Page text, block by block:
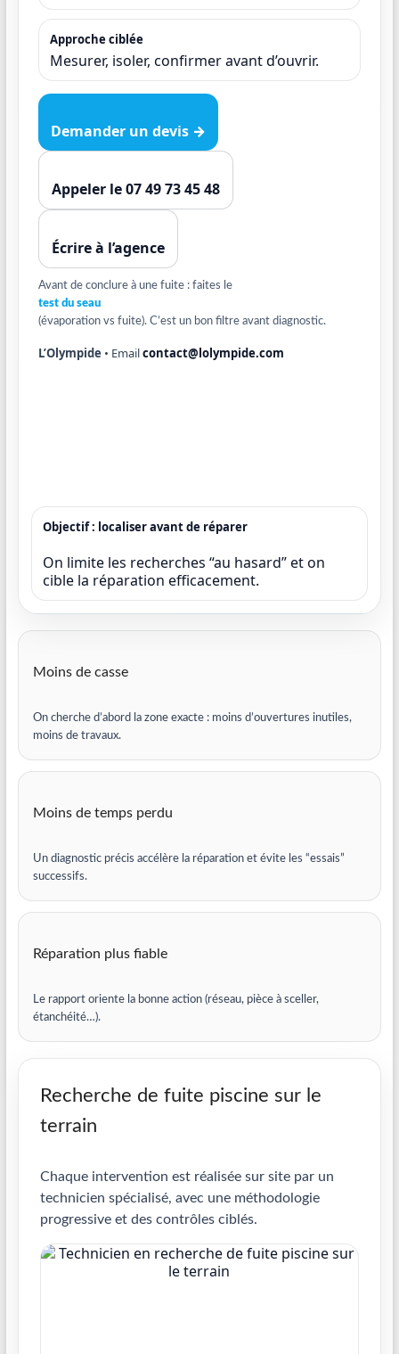
Approche ciblée
Mesurer, isoler, confirmer avant d’ouvrir.
Demander un devis →
Appeler le 07 49 73 45 48
Écrire à l’agence
Avant de conclure à une fuite : faites le
test du seau
(évaporation vs fuite). C’est un bon filtre avant diagnostic.
L’Olympide • Emailcontact@lolympide.com
Objectif : localiser avant de réparer
On limite les recherches “au hasard” et on
cible la réparation efficacement.
Moins de casse
On cherche d’abord la zone exacte : moins d’ouvertures inutiles,
moins de travaux.
Moins de temps perdu
Un diagnostic précis accélère la réparation et évite les “essais”
successifs.
Réparation plus fiable
Le rapport oriente la bonne action (réseau, pièce à sceller,
étanchéité…).
Recherche de fuite piscine sur le
terrain
Chaque intervention est réalisée sur site par un
technicien spécialisé, avec une méthodologie
progressive et des contrôles ciblés.